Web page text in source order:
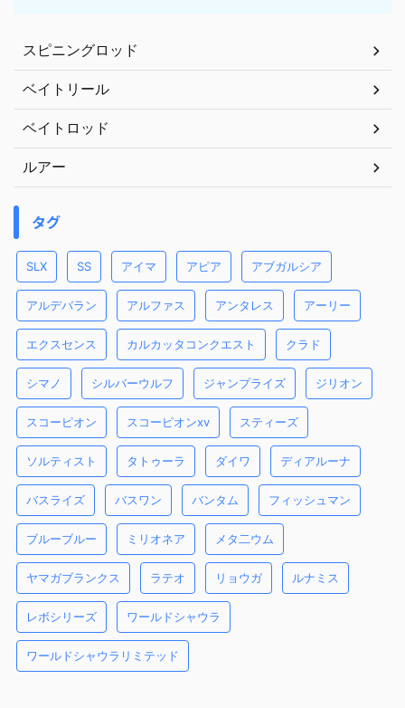
スピニングロッド
ベイトリール
ベイトロッド
ルアー
タグ
SLX SS アイマ アピア アブガルシア
アルデバラン アルファス アンタレス アーリー
エクスセンス カルカッタコンクエスト クラド
シマノ シルバーウルフ ジャンプライズ ジリオン
スコーピオン スコーピオンxv スティーズ
ソルティスト タトゥーラ ダイワ ディアルーナ
バスライズ バスワン バンタム フィッシュマン
ブルーブルー ミリオネア メタ二ウム
ヤマガブランクス ラテオ リョウガ ルナミス
レボシリーズ ワールドシャウラ
ワールドシャウラリミテッド